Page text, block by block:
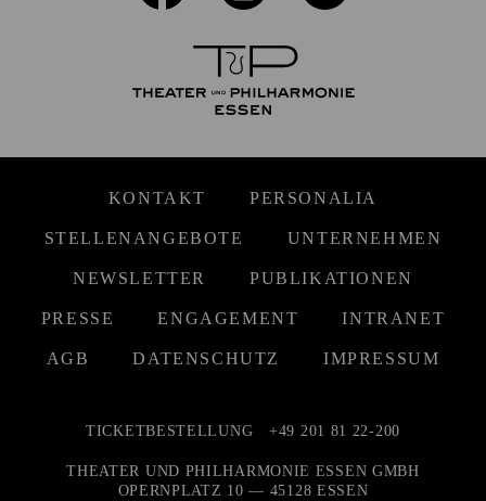
KONTAKT PERSONALIA
STELLENANGEBOTE UNTERNEHMEN
NEWSLETTER PUBLIKATIONEN
PRESSE ENGAGEMENT INTRANET
AGB DATENSCHUTZ IMPRESSUM
TICKETBESTELLUNG +49 201 81 22-200
THEATER UND PHILHARMONIE ESSEN GMBH
OPERNPLATZ 10 — 45128 ESSEN